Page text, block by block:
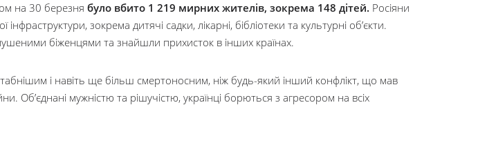
на 30 березня було вбито 1 219 мирних жителів, зокрема 148 дітей. Росіяни
зокрема дитячі садки, лікарні, бібліотеки та культурні об’єкти.
біженцями та знайшли прихисток в інших країнах.
і навіть ще більш смертоносним, ніж будь-який інший конфлікт, що мав
Об’єднані мужністю та рішучістю, українці борються з агресором на всіх